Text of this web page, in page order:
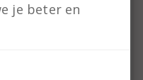
je beter en